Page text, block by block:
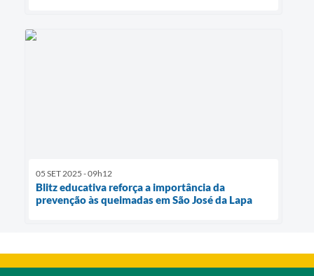
05 SET 2025 - 09h12
Blitz educativa reforça a importância da
prevenção às queimadas em São José da Lapa